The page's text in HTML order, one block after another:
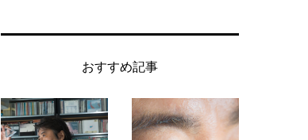
おすすめ記事